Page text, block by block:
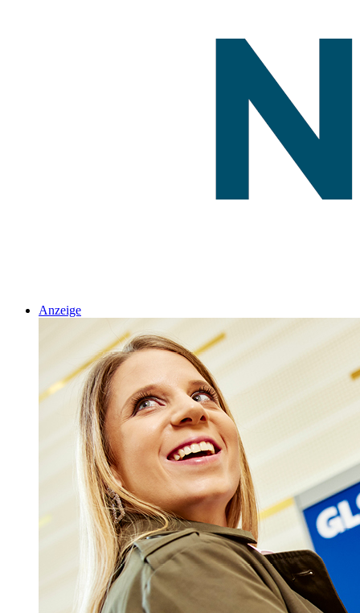
Anzeige